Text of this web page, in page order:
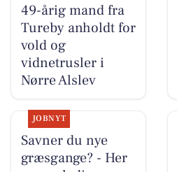
49-årig mand fra
Tureby anholdt for
vold og
vidnetrusler i
Nørre Alslev
JOBNYT
Savner du nye
græsgange? - Her